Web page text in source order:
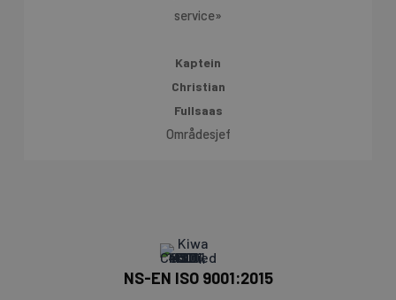
service»
Kaptein
Christian
Fullsaas
Områdesjef
NS-EN ISO 9001:2015